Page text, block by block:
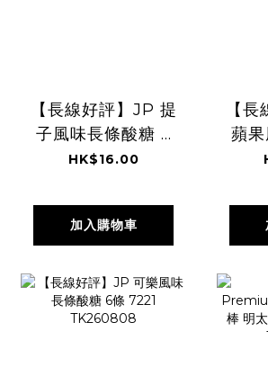
【長線好評】JP 提
子風味長條酸糖 6
條 7214
HK$16.00
加入購物車
【
蘋果